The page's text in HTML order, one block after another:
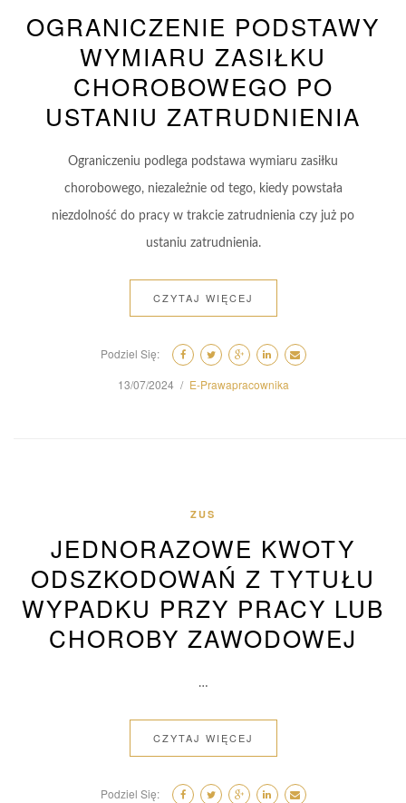
OGRANICZENIE PODSTAWY
WYMIARU ZASIŁKU
CHOROBOWEGO PO
USTANIU ZATRUDNIENIA
Ograniczeniu podlega podstawa wymiaru zasiłku
chorobowego, niezależnie od tego, kiedy powstała
niezdolność do pracy w trakcie zatrudnienia czy już po
ustaniu zatrudnienia.
CZYTAJ WIĘCEJ
Podziel Się:
13/07/2024
E-Prawapracownika
ZUS
JEDNORAZOWE KWOTY
ODSZKODOWAŃ Z TYTUŁU
WYPADKU PRZY PRACY LUB
CHOROBY ZAWODOWEJ
…
CZYTAJ WIĘCEJ
Podziel Się: